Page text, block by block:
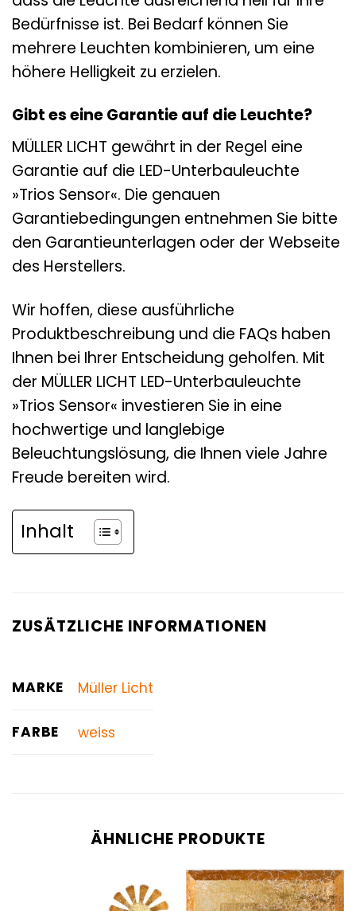
Bedürfnisse ist. Bei Bedarf können Sie
mehrere Leuchten kombinieren, um eine
höhere Helligkeit zu erzielen.
Gibt es eine Garantie auf die Leuchte?
MÜLLER LICHT gewährt in der Regel eine
Garantie auf die LED-Unterbauleuchte
»Trios Sensor«. Die genauen
Garantiebedingungen entnehmen Sie bitte
den Garantieunterlagen oder der Webseite
des Herstellers.
Wir hoffen, diese ausführliche
Produktbeschreibung und die FAQs haben
Ihnen bei Ihrer Entscheidung geholfen. Mit
der MÜLLER LICHT LED-Unterbauleuchte
»Trios Sensor« investieren Sie in eine
hochwertige und langlebige
Beleuchtungslösung, die Ihnen viele Jahre
Freude bereiten wird.
Inhalt
ZUSÄTZLICHE INFORMATIONEN
MARKE Müller Licht
FARBE weiss
ÄHNLICHE PRODUKTE